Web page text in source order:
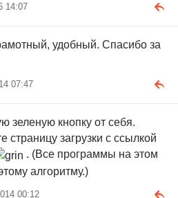
14:07
удобный. Спасибо за
07:47
зеленую кнопку от себя.
страницу загрузки с ссылкой
. (Все программы на этом
алгоритму.)
00:12